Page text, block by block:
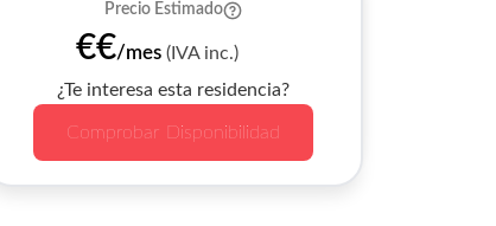
Precio Estimado
€€/mes (IVA inc.)
¿Te interesa esta residencia?
Comprobar Disponibilidad